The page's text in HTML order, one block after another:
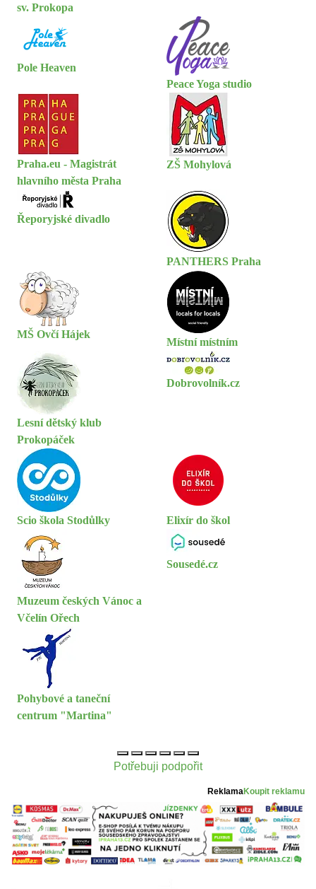
sv. Prokopa
Pole Heaven
Peace Yoga studio
Praha.eu - Magistrát
hlavního města Praha
ZŠ Mohylová
Řeporyjské divadlo
PANTHERS Praha
MŠ Ovčí Hájek
Místní místním
Lesní dětský klub
Prokopáček
Dobrovolník.cz
Scio škola Stodůlky Elixír do škol
Muzeum českých Vánoc a
Včelín Ořech
Sousedé.cz
Pohybové a taneční
centrum "Martina"
Potřebuji podpořit
ReklamaKoupit reklamu